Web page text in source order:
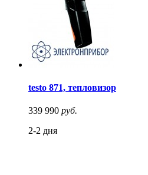
testo 871, тепловизор
339 990 руб.
2-2 дня